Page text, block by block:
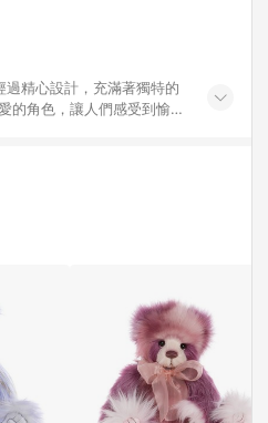
的角色，讓人們感受到愉悅